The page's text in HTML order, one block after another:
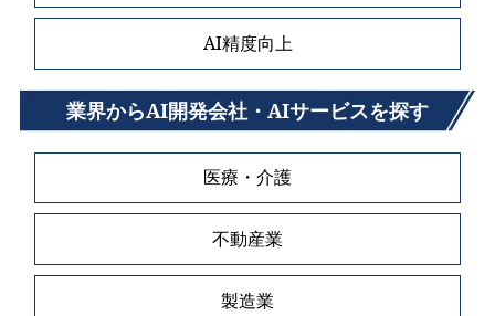
AI精度向上
業界からAI開発会社・AIサービスを探す
医療・介護
不動産業
製造業